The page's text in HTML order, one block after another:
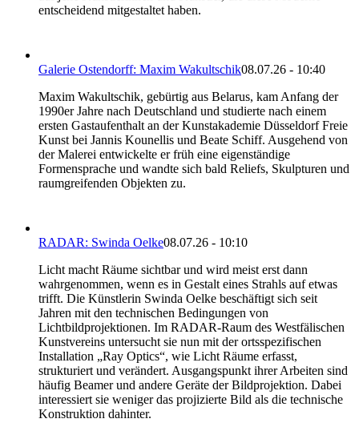
entscheidend mitgestaltet haben.
Galerie Ostendorff: Maxim Wakultschik08.07.26 - 10:40
Maxim Wakultschik, gebürtig aus Belarus, kam Anfang der
1990er Jahre nach Deutschland und studierte nach einem
ersten Gastaufenthalt an der Kunstakademie Düsseldorf Freie
Kunst bei Jannis Kounellis und Beate Schiff. Ausgehend von
der Malerei entwickelte er früh eine eigenständige
Formensprache und wandte sich bald Reliefs, Skulpturen und
raumgreifenden Objekten zu.
RADAR: Swinda Oelke08.07.26 - 10:10
Licht macht Räume sichtbar und wird meist erst dann
wahrgenommen, wenn es in Gestalt eines Strahls auf etwas
trifft. Die Künstlerin Swinda Oelke beschäftigt sich seit
Jahren mit den technischen Bedingungen von
Lichtbildprojektionen. Im RADAR-Raum des Westfälischen
Kunstvereins untersucht sie nun mit der ortsspezifischen
Installation „Ray Optics“, wie Licht Räume erfasst,
strukturiert und verändert. Ausgangspunkt ihrer Arbeiten sind
häufig Beamer und andere Geräte der Bildprojektion. Dabei
interessiert sie weniger das projizierte Bild als die technische
Konstruktion dahinter.